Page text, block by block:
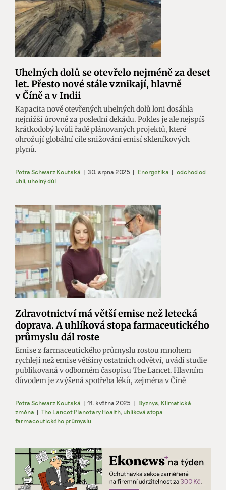
Uhelných dolů se otevřelo nejméně za deset
let. Přesto nové stále vznikají, hlavně
v Číně a v Indii
Kapacita nově otevřených uhelných dolů loni dosáhla
nejnižší úrovně za poslední dekádu. Pokles je ale nejspíš
krátkodobý kvůli řadě plánovaných projektů, které
ohrožují globální cíle snižování emisí skleníkových
plynů.
Petra Schwarz Koutská | 30. srpna 2025 | Energetika | odchod od
uhlí, uhelný důl
Zdravotnictví má větší emise než letecká
doprava. A uhlíková stopa farmaceutického
průmyslu dál roste
Emise z farmaceutického průmyslu rostou mnohem
rychleji než emise většiny ostatních odvětví, uvádí studie
publikovaná v odborném časopisu The Lancet. Hlavním
důvodem je zvýšená spotřeba léků, zejména v Číně
Petra Schwarz Koutská | 11. května 2025 | Byznys, Klimatická
změna | The Lancet Planetary Health, uhlíková stopa
farmaceutického průmyslu